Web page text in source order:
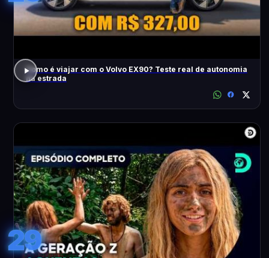
Como é viajar com o Volvo EX90? Teste real de autonomia
na estrada
29